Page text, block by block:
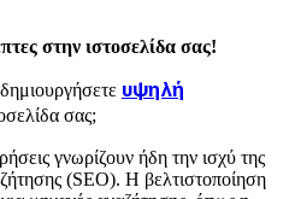
στην ιστοσελίδα σας!
υψηλή
σας;
γνωρίζουν ήδη την ισχύ της
(SEO). Η βελτιστοποίηση